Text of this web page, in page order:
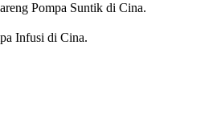
Pompa Suntik di Cina.
Infusi di Cina.